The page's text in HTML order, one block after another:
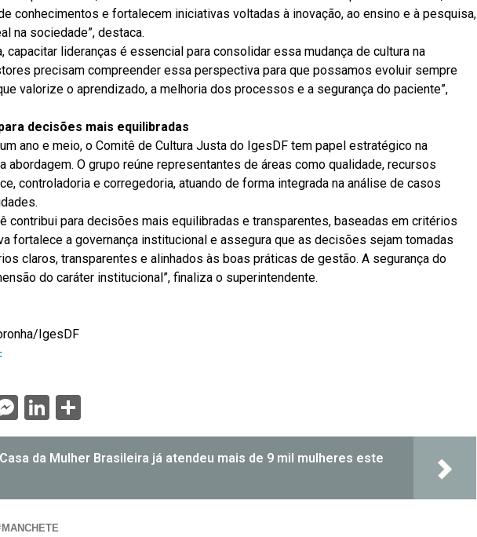
conhecimentos e fortalecem iniciativas voltadas à inovação, ao ensino e à pesquisa,
na sociedade”, destaca.
capacitar lideranças é essencial para consolidar essa mudança de cultura na
precisam compreender essa perspectiva para que possamos evoluir sempre
valorize o aprendizado, a melhoria dos processos e a segurança do paciente”,
decisões mais equilibradas
ano e meio, o Comitê de Cultura Justa do IgesDF tem papel estratégico na
abordagem. O grupo reúne representantes de áreas como qualidade, recursos
controladoria e corregedoria, atuando de forma integrada na análise de casos
contribui para decisões mais equilibradas e transparentes, baseadas em critérios
fortalece a governança institucional e assegura que as decisões sejam tomadas
claros, transparentes e alinhados às boas práticas de gestão. A segurança do
do caráter institucional”, finaliza o superintendente.
IgesDF
Messenger
LinkedIn
Casa da Mulher Brasileira já atendeu mais de 9 mil mulheres este
MANCHETE